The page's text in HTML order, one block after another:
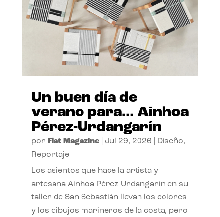
Un buen día de
verano para… Ainhoa
Pérez-Urdangarín
por Flat Magazine| Jul 29, 2026 Diseño,
Reportaje
Los asientos que hace la artista y
artesana Ainhoa Pérez-Urdangarín en su
taller de San Sebastián llevan los colores
y los dibujos marineros de la costa, pero